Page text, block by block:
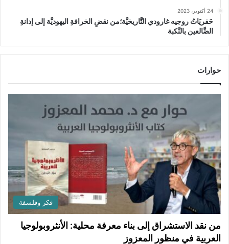
24 أكتوبر، 2023
حَفريَاتُ روجيه غارودي التَّاريخيَّة؛من نقضِ الخرافةِ اليهوديَّة إلى إدانةِ
الضَّالعين بالنَّكبة
حوارات
فكر وفلسفة
من نقد الاستشراق إلى بناء معرفة محلية: الأنثروبولوجيا
العربية في منظور المعزوز